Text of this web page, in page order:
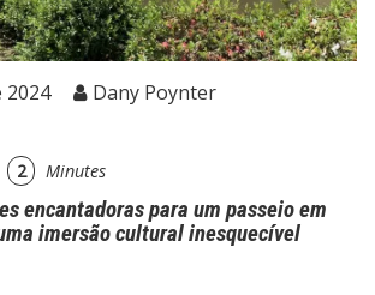
2024
Dany Poynter
2 Minutes
encantadoras para um passeio em
imersão cultural inesquecível